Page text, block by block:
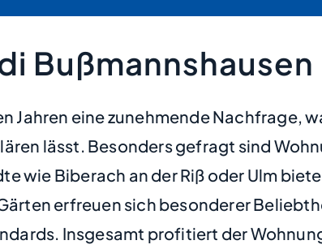
Bußmannshausen
Jahren eine zunehmende Nachfrage,
lässt. Besonders gefragt sind
wie Biberach an der Riß oder Ulm
erfreuen sich besonderer
Insgesamt profitiert der